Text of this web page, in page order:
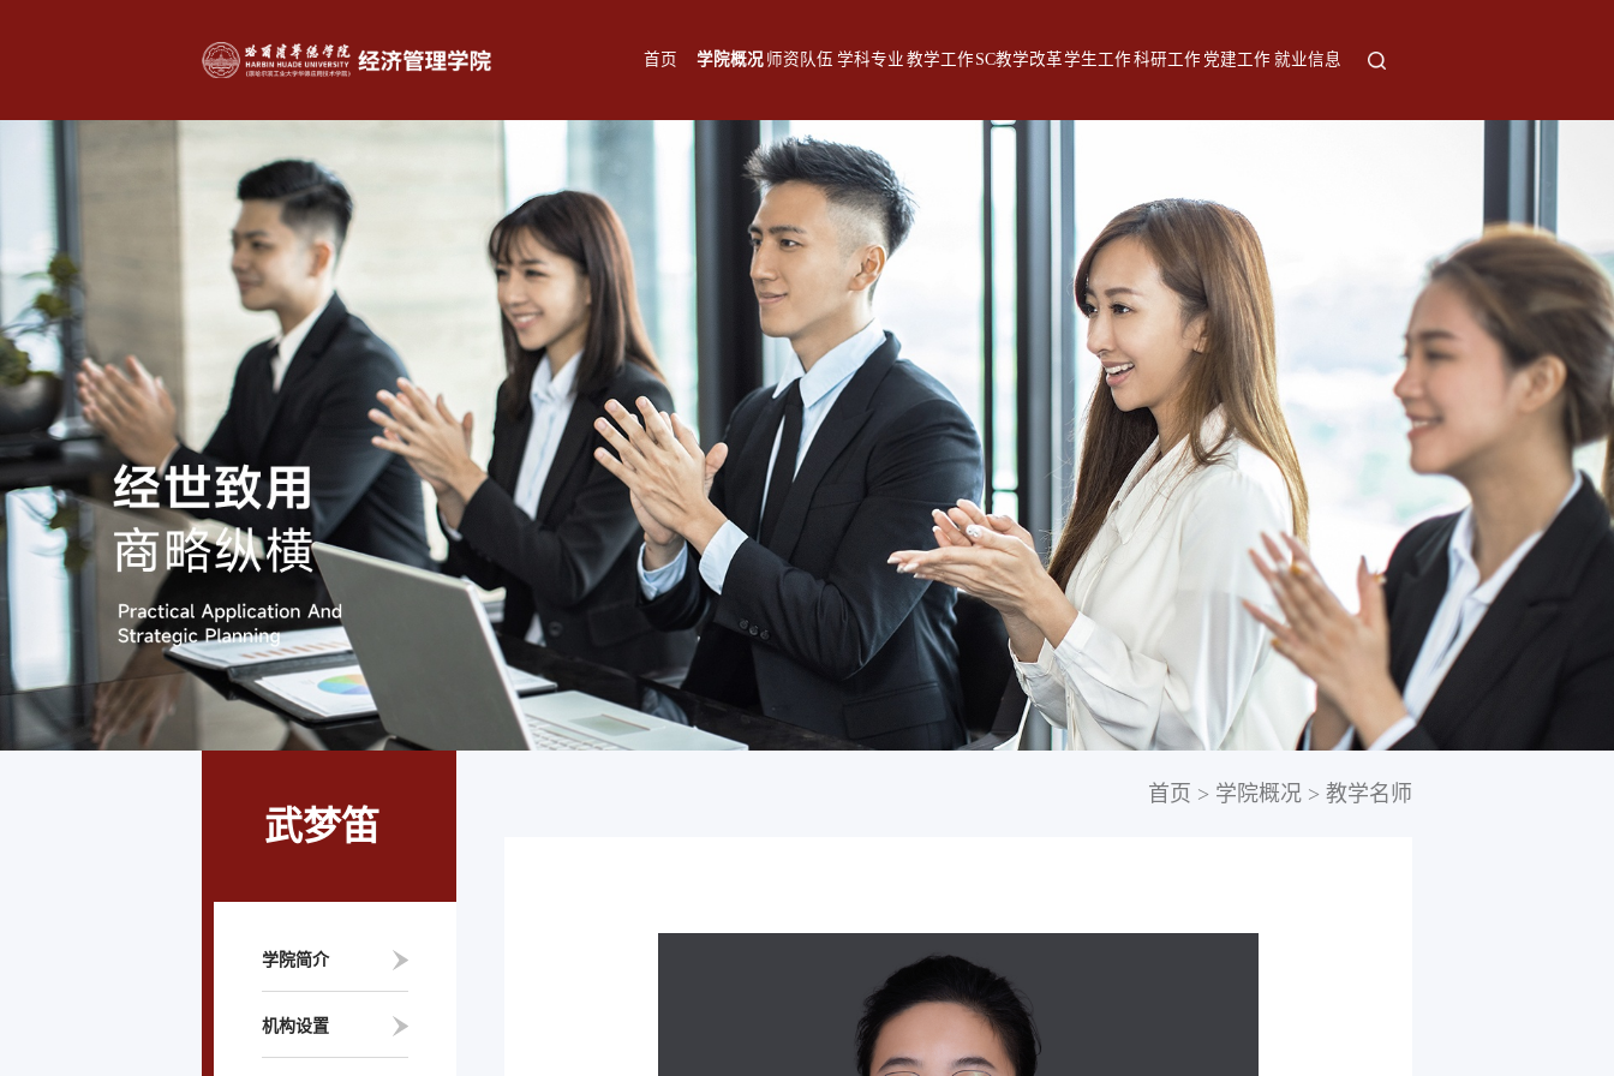
首页 学院概况 师资队伍 学科专业 教学工作 SC教学改革学生工作 科研工作 党建工作 就业信息
武梦笛
学院简介
机构设置
首页 > 学院概况 > 教学名师